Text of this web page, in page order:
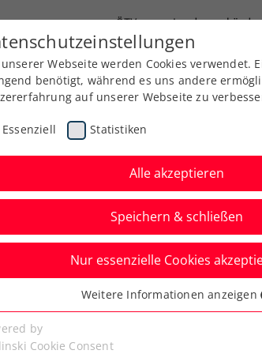
ÖTV Landesverbände
Ausbildung Services Über
zieht durch
2. Runde ein
Webseite werden Cookies verwendet.
benötigt, während es uns andere
auf unserer Webseite zu
Essenziell Statistiken
Alle akzeptieren
Speichern & schließen
Nur essenzielle Cookies
Cookies werden für grundlegende
benötigt. Dadurch ist gewährleistet,
Weitere Informationen anzeigen
by
Cookie Consent